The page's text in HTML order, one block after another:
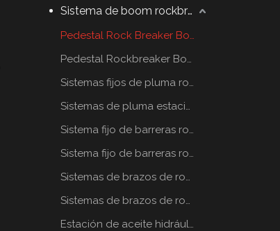
Sistema de boom rockbreaker
Pedestal Rock Breaker Boom System
Pedestal Rockbreaker Boom System
Sistemas fijos de pluma rompe rocas
Sistemas de pluma estacionaria rompe rocas
Sistema fijo de barreras rompe rocas
Sistema fijo de barreras rompe rocas
Sistemas de brazos de rompe rocas estáticos
Sistemas de brazos de rompe rocas estáticos
Estación de aceite hidráulico